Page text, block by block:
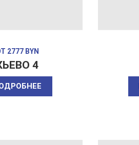
2777 BYN
4